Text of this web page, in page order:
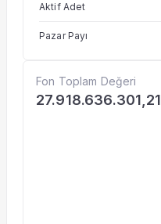
Aktif Adet
Pazar Payı
Fon Toplam Değeri
27.918.636.301,21